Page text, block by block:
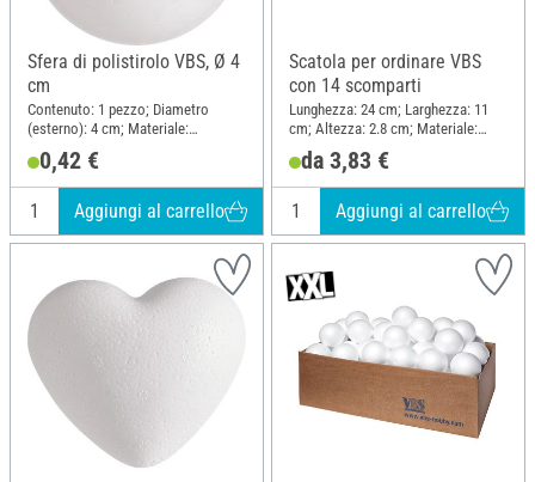
Sfera di polistirolo VBS, Ø 4
cm
Contenuto: 1 pezzo; Diametro
(esterno): 4 cm; Materiale:
0,42 €
Aggiungi al carrello
Scatola per ordinare VBS
con 14 scomparti
Lunghezza: 24 cm; Larghezza: 11
cm; Altezza: 2.8 cm; Materiale:
Plastica
da 3,83 €
Aggiungi al carrello